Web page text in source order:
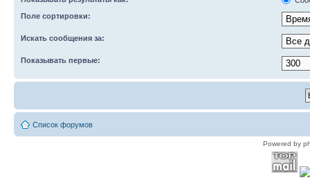
Поле сортировки:
Искать сообщения за:
Показывать первые:
Список форумов
Powered by